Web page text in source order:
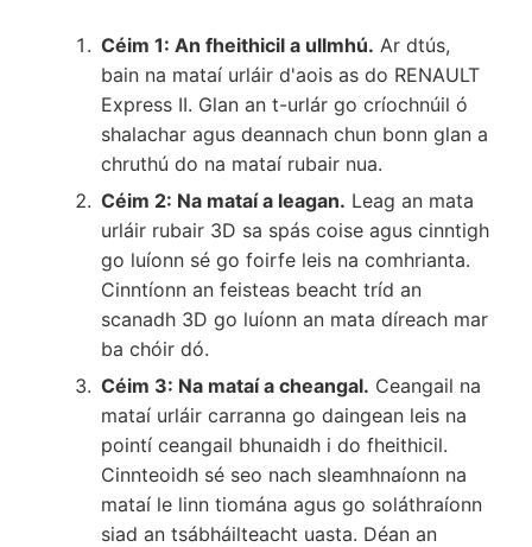
Céim 1: An fheithicil a ullmhú. Ar dtús,
bain na mataí urláir d'aois as do RENAULT
Express II. Glan an t-urlár go críochnúil ó
shalachar agus deannach chun bonn glan a
chruthú do na mataí rubair nua.
Céim 2: Na mataí a leagan. Leag an mata
urláir rubair 3D sa spás coise agus cinntigh
go luíonn sé go foirfe leis na comhrianta.
Cinntíonn an feisteas beacht tríd an
scanadh 3D go luíonn an mata díreach mar
ba chóir dó.
Céim 3: Na mataí a cheangal. Ceangail na
mataí urláir carranna go daingean leis na
pointí ceangail bhunaidh i do fheithicil.
Cinnteoidh sé seo nach sleamhnaíonn na
mataí le linn tiomána agus go soláthraíonn
siad an tsábháilteacht uasta. Déan an